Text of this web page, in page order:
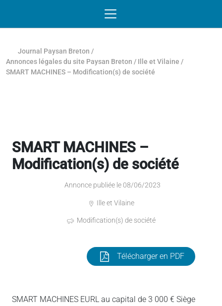
Journal Paysan Breton /
Annonces légales du site Paysan Breton / Ille et Vilaine /
SMART MACHINES – Modification(s) de société
SMART MACHINES –
Modification(s) de société
Annonce publiée le 08/06/2023
Ille et Vilaine
Modification(s) de société
Télécharger en PDF
SMART MACHINES EURL au capital de 3 000 € Siège